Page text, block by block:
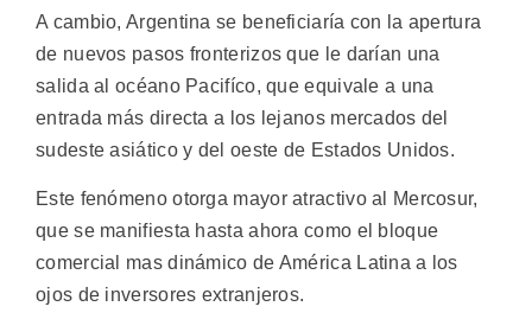
A cambio, Argentina se beneficiaría con la apertura
de nuevos pasos fronterizos que le darían una
salida al océano Pacifíco, que equivale a una
entrada más directa a los lejanos mercados del
sudeste asiático y del oeste de Estados Unidos.
Este fenómeno otorga mayor atractivo al Mercosur,
que se manifiesta hasta ahora como el bloque
comercial mas dinámico de América Latina a los
ojos de inversores extranjeros.